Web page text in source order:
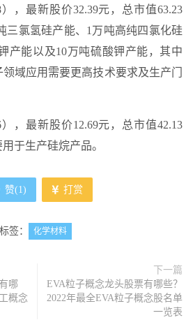
，最新股价32.39元，总市值63.23
三氯氢硅产能、1万吨高纯四氯化硅
产能以及10万吨硫酸钾产能，其中
域应用需要更高技术要求及生产门
，最新股价12.69元，总市值42.13
于生产硅烷产品。
赞(1) 打赏
标签： 化学材料
哪
概念
下一篇
EVA粒子概念龙头股票有哪些？
2022年最全EVA粒子概念股名单
一览表